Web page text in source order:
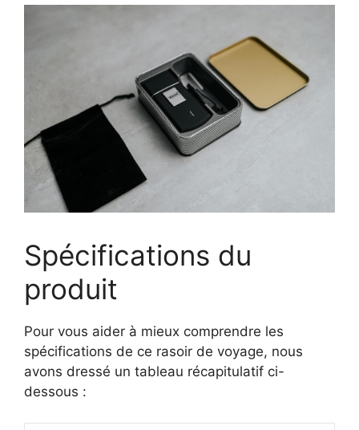
Spécifications du
produit
Pour vous aider à mieux comprendre les
spécifications de ce rasoir de voyage, nous
avons dressé un tableau récapitulatif ci-
dessous :